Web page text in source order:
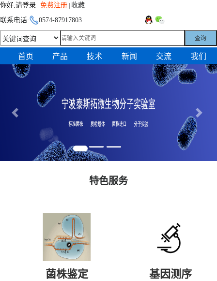
你好,请登录 免费注册 收藏
联系电话: 0574-87917803
查询
首页 产品 技术 新闻 交流 我们
Previous Next
特色服务
菌株鉴定 基因测序